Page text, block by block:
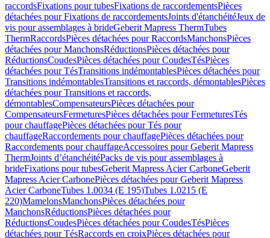
raccordsFixations pour tubesFixations de raccordementsPièces
détachées pour Fixations de raccordementsJoints d'étanchéitéJeux de
vis pour assemblages à brideGeberit Mapress ThermTubes
ThermRaccordsPièces détachées pour RaccordsManchonsPièces
détachées pour ManchonsRéductionsPièces détachées pour
RéductionsCoudesPièces détachées pour CoudesTésPièces
détachées pour TésTransitions indémontablesPièces détachées pour
Transitions indémontablesTransitions et raccords, démontablesPièces
détachées pour Transitions et raccords,
démontablesCompensateursPièces détachées pour
CompensateursFermeturesPièces détachées pour FermeturesTés
pour chauffagePièces détachées pour Tés pour
chauffageRaccordements pour chauffagePièces détachées pour
Raccordements pour chauffageAccessoires pour Geberit Mapress
ThermJoints d’étanchéitéPacks de vis pour assemblages à
brideFixations pour tubesGeberit Mapress Acier CarboneGeberit
Mapress Acier CarbonePièces détachées pour Geberit Mapress
Acier CarboneTubes 1.0034 (E 195)Tubes 1.0215 (E
220)MamelonsManchonsPièces détachées pour
ManchonsRéductionsPièces détachées pour
RéductionsCoudesPièces détachées pour CoudesTésPièces
détachées pour TésRaccords en croixPièces détachées pour